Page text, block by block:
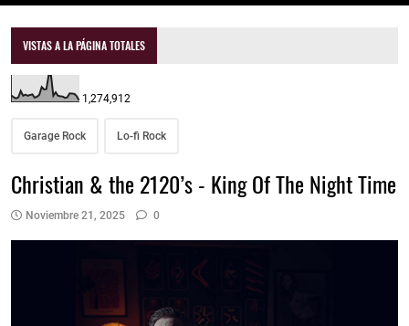
VISTAS A LA PÁGINA TOTALES
1,274,912
Garage Rock Lo-fi Rock
Christian & the 2120’s - King Of The Night Time
Noviembre 21, 2025 0